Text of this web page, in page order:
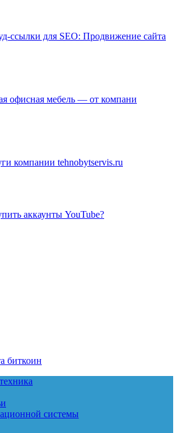
ссылки для SEO: Продвижение сайта
офисная мебель — от компани
компании tehnobytservis.ru
аккаунты YouTube?
системы